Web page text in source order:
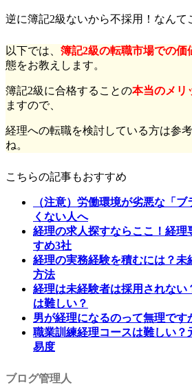
逆に簿記2級ないから不採用！なんて
以下では、 簿記2級の転職市場での価
態をお教えします。
簿記2級に合格することの本当のメリ
ますので、
経理への転職を検討している方は参
ね。
こちらの記事もおすすめ
（注意）労働環境が劣悪な「
くない人へ
経理の求人探すならここ！経理
すめ3社
経理の実務経験を積むには？未
方法
経理は未経験者は採用されない
は難しい？
男が経理になるのって無理です
職業訓練経理コースは難しい？
易度
ブログ管理人